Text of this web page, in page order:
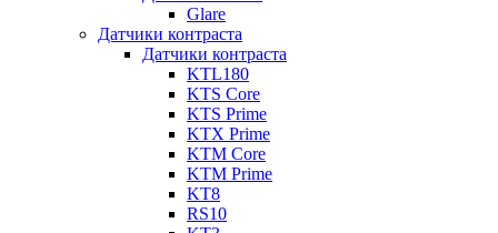
Glare
Датчики контраста
Датчики контраста
KTL180
KTS Core
KTS Prime
KTX Prime
KTM Core
KTM Prime
KT8
RS10